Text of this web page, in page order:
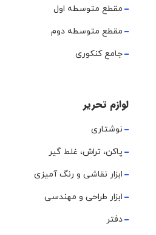
مقطع متوسطه اول
مقطع متوسطه دوم
جامع کنکوری
لوازم تحریر
نوشتاری
پاکن، تراش، غلط گیر
ابزار نقاشی و رنگ آمیزی
ابزار طراحی و مهندسی
دفتر